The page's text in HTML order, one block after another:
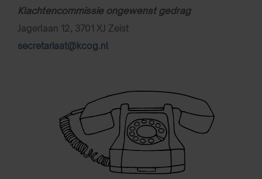
Klachtencommissie ongewenst gedrag
Jagerlaan 12, 3701 XJ Zeist
secretariaat@kcog.nl